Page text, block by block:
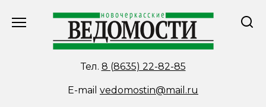
Тел. 8 (8635) 22-82-85
E-mail vedomostin@mail.ru